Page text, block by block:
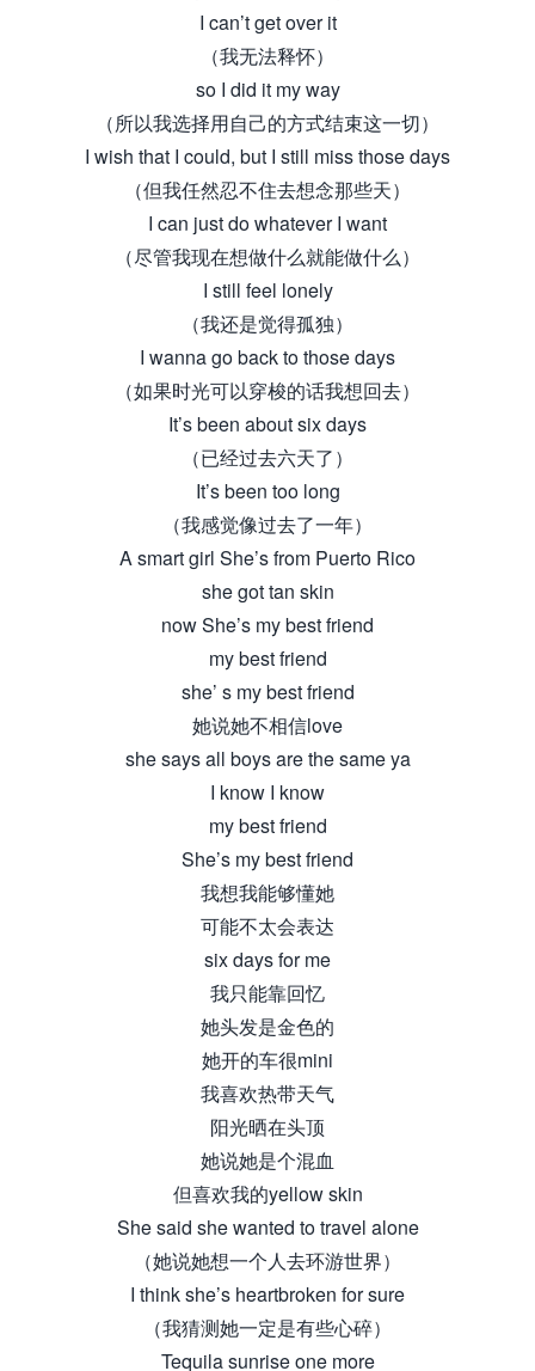
I can’t get over it
（我无法释怀）
so I did it my way
（所以我选择用自己的方式结束这一切）
I wish that I could, but I still miss those days
（但我任然忍不住去想念那些天）
I can just do whatever I want
（尽管我现在想做什么就能做什么）
I still feel lonely
（我还是觉得孤独）
I wanna go back to those days
（如果时光可以穿梭的话我想回去）
It’s been about six days
（已经过去六天了）
It’s been too long
（我感觉像过去了一年）
A smart girl She’s from Puerto Rico
she got tan skin
now She’s my best friend
my best friend
she’ s my best friend
她说她不相信love
she says all boys are the same ya
I know I know
my best friend
She’s my best friend
我想我能够懂她
可能不太会表达
six days for me
我只能靠回忆
她头发是金色的
她开的车很mini
我喜欢热带天气
阳光晒在头顶
她说她是个混血
但喜欢我的yellow skin
She said she wanted to travel alone
（她说她想一个人去环游世界）
I think she’s heartbroken for sure
（我猜测她一定是有些心碎）
Tequila sunrise one more